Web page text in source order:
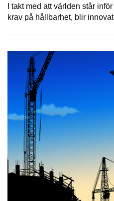
I takt med att världen står
krav på hållbarhet, blir